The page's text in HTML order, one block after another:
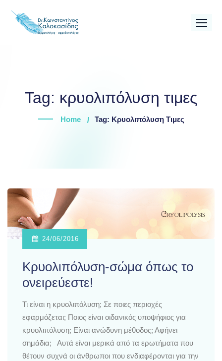
Tag: κρυολιπόλυση τιμες
Home Tag: Κρυολιπόλυση Τιμες
24/06/2016
Κρυολιπόλυση-σώμα όπως το
ονειρεύεστε!
Τι είναι η κρυολιπόλυση; Σε ποιες περιοχές
εφαρμόζεται; Ποιος είναι οιδανικός υποψήφιος για
κρυολιπόλυση; Είναι ανώδυνη μέθοδος; Αφήνει
σημάδια; Αυτά είναι μερικά από τα ερωτήματα που
θέτουν συχνά οι άνθρωποι που ενδιαφέρονται για την